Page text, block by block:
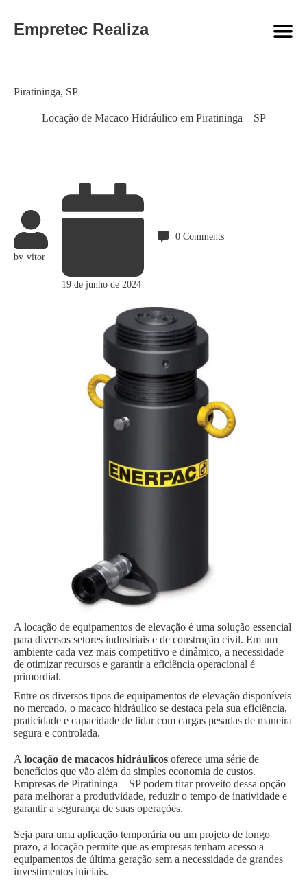
Empretec Realiza
Locação de Macaco Hidráulico em Piratininga – SP
Category
Piratininga, SP
by vitor
19 de junho de 2024
0 Comments
A locação de equipamentos de elevação é uma solução essencial
para diversos setores industriais e de construção civil. Em um
ambiente cada vez mais competitivo e dinâmico, a necessidade
de otimizar recursos e garantir a eficiência operacional é
primordial.
Entre os diversos tipos de equipamentos de elevação disponíveis
no mercado, o macaco hidráulico se destaca pela sua eficiência,
praticidade e capacidade de lidar com cargas pesadas de maneira
segura e controlada.
A locação de macacos hidráulicos oferece uma série de
benefícios que vão além da simples economia de custos.
Empresas de Piratininga – SP podem tirar proveito dessa opção
para melhorar a produtividade, reduzir o tempo de inatividade e
garantir a segurança de suas operações.
Seja para uma aplicação temporária ou um projeto de longo
prazo, a locação permite que as empresas tenham acesso a
equipamentos de última geração sem a necessidade de grandes
investimentos iniciais.